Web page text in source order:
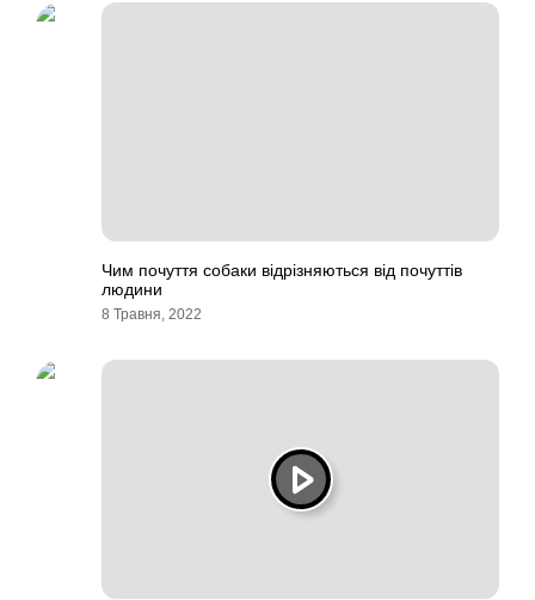
Чим почуття собаки відрізняються від почуттів
людини
8 Травня, 2022